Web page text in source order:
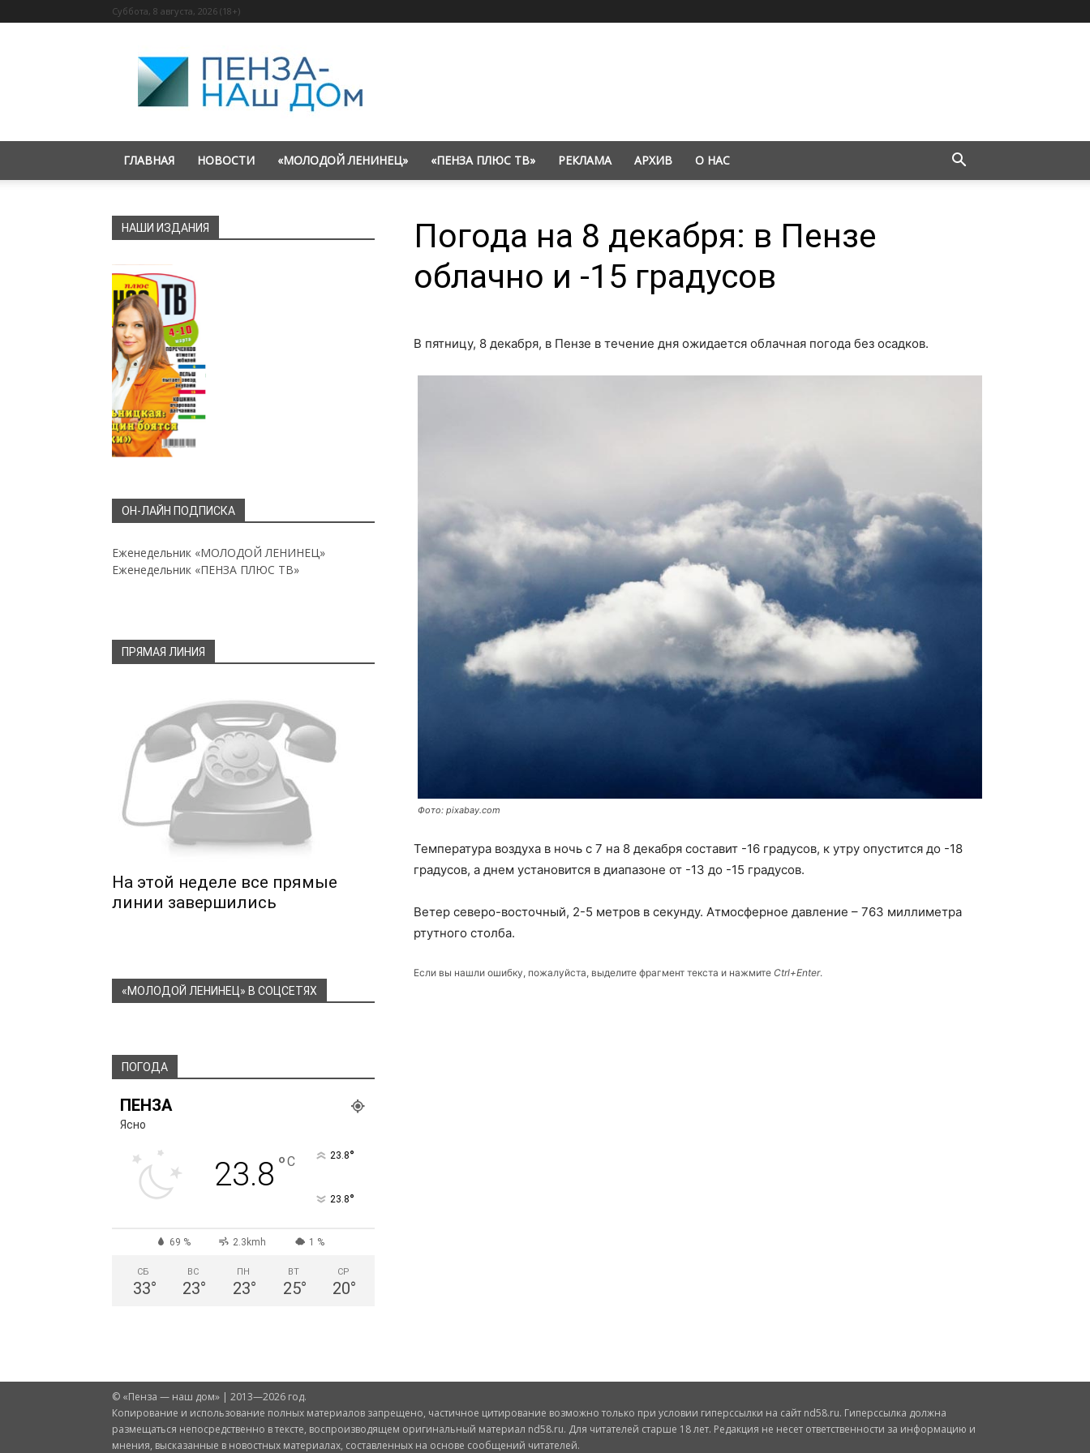
Суббота, 8 августа, 2026 (18+)
«Пенза
—
наш
дом»
ГЛАВНАЯ НОВОСТИ «МОЛОДОЙ ЛЕНИНЕЦ» «ПЕНЗА ПЛЮС ТВ» РЕКЛАМА АРХИВ О НАС
Погода на 8 декабря: в Пензе
облачно и -15 градусов
В пятницу, 8 декабря, в Пензе в течение дня ожидается облачная погода без осадков.
Фото: pixabay.com
Температура воздуха в ночь с 7 на 8 декабря составит -16 градусов, к утру опустится до -18
градусов, а днем установится в диапазоне от -13 до -15 градусов.
Ветер северо-восточный, 2-5 метров в секунду. Атмосферное давление – 763 миллиметра
ртутного столба.
Если вы нашли ошибку, пожалуйста, выделите фрагмент текста и нажмите Ctrl+Enter.
НАШИ ИЗДАНИЯ
ОН-ЛАЙН ПОДПИСКА
Еженедельник «МОЛОДОЙ ЛЕНИНЕЦ»
Еженедельник «ПЕНЗА ПЛЮС ТВ»
ПРЯМАЯ ЛИНИЯ
На этой неделе все прямые
линии завершились
«МОЛОДОЙ ЛЕНИНЕЦ» В СОЦСЕТЯХ
ПОГОДА
ПЕНЗА
Ясно
23.8 °C 23.8°
23.8°
69 % 2.3kmh 1 %
СБ
33°
ВС
23°
ПН
23°
ВТ
25°
СР
20°
© «Пенза — наш дом» | 2013—2026 год.
Копирование и использование полных материалов запрещено, частичное цитирование возможно только при условии гиперссылки на сайт nd58.ru. Гиперссылка должна
размещаться непосредственно в тексте, воспроизводящем оригинальный материал nd58.ru. Для читателей старше 18 лет. Редакция не несет ответственности за информацию и
мнения, высказанные в новостных материалах, составленных на основе сообщений читателей.